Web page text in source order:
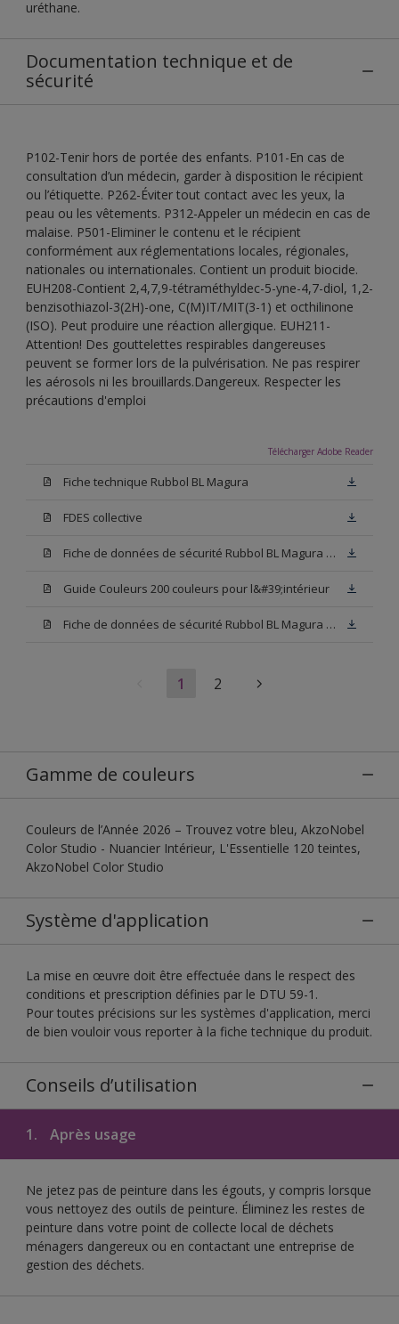
uréthane.
Documentation technique et de
sécurité
P102-Tenir hors de portée des enfants. P101-En cas de
consultation d’un médecin, garder à disposition le récipient
ou l’étiquette. P262-Éviter tout contact avec les yeux, la
peau ou les vêtements. P312-Appeler un médecin en cas de
malaise. P501-Eliminer le contenu et le récipient
conformément aux réglementations locales, régionales,
nationales ou internationales. Contient un produit biocide.
EUH208-Contient 2,4,7,9-tétraméthyldec-5-yne-4,7-diol, 1,2-
benzisothiazol-3(2H)-one, C(M)IT/MIT(3-1) et octhilinone
(ISO). Peut produire une réaction allergique. EUH211-
Attention! Des gouttelettes respirables dangereuses
peuvent se former lors de la pulvérisation. Ne pas respirer
les aérosols ni les brouillards.Dangereux. Respecter les
précautions d'emploi
Télécharger Adobe Reader
Fiche technique Rubbol BL Magura
FDES collective
Fiche de données de sécurité Rubbol BL Magura Blanc
Guide Couleurs 200 couleurs pour l&#39;intérieur
Fiche de données de sécurité Rubbol BL Magura Base N00
1 2
Gamme de couleurs
Couleurs de l’Année 2026 – Trouvez votre bleu, AkzoNobel
Color Studio - Nuancier Intérieur, L'Essentielle 120 teintes,
AkzoNobel Color Studio
Système d'application
La mise en œuvre doit être effectuée dans le respect des
conditions et prescription définies par le DTU 59-1.
Pour toutes précisions sur les systèmes d'application, merci
de bien vouloir vous reporter à la fiche technique du produit.
Conseils d’utilisation
1. Après usage
Ne jetez pas de peinture dans les égouts, y compris lorsque
vous nettoyez des outils de peinture. Éliminez les restes de
peinture dans votre point de collecte local de déchets
ménagers dangereux ou en contactant une entreprise de
gestion des déchets.